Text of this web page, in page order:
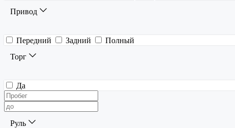
Привод
Передний Задний
Полный
Торг
Да
Руль